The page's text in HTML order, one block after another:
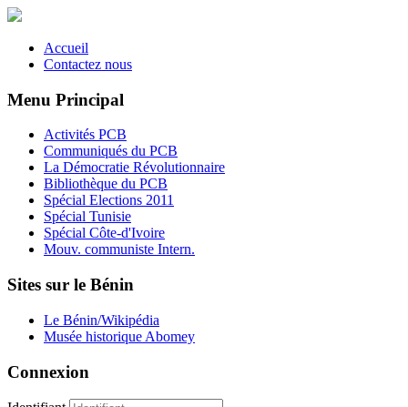
Accueil
Contactez nous
Menu Principal
Activités PCB
Communiqués du PCB
La Démocratie Révolutionnaire
Bibliothèque du PCB
Spécial Elections 2011
Spécial Tunisie
Spécial Côte-d'Ivoire
Mouv. communiste Intern.
Sites sur le Bénin
Le Bénin/Wikipédia
Musée historique Abomey
Connexion